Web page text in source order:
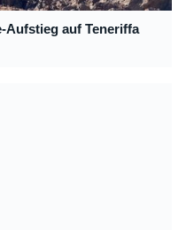
Aufstieg auf Teneriffa